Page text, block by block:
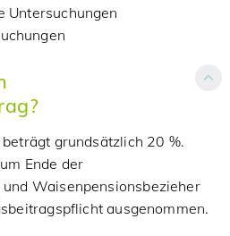
Untersuchungen
grundsätzlich 20 %.
Ende der
Waisenpensionsbezieher
ausgenommen.